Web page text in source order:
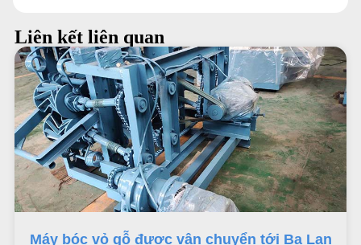
Liên kết liên quan
Máy bóc vỏ gỗ được vận chuyển tới Ba Lan